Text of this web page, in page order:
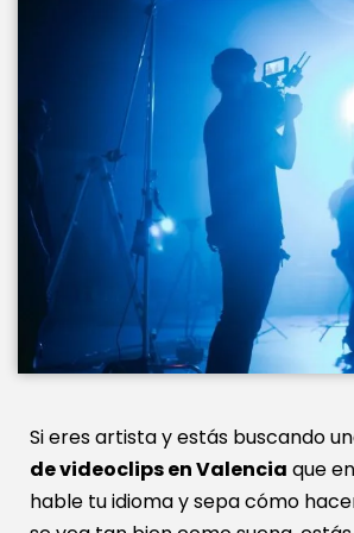
Si eres artista y estás buscando
de videoclips en Valencia que
hable tu idioma y sepa cómo